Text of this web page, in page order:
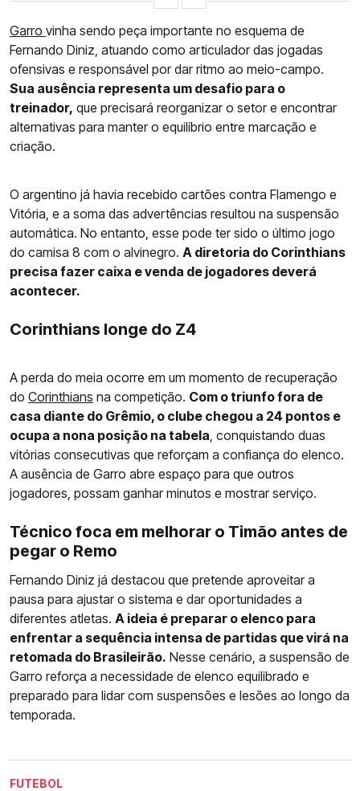
Garro vinha sendo peça importante no esquema de
Fernando Diniz, atuando como articulador das jogadas
ofensivas e responsável por dar ritmo ao meio-campo.
Sua ausência representa um desafio para o
treinador, que precisará reorganizar o setor e encontrar
alternativas para manter o equilíbrio entre marcação e
criação.
O argentino já havia recebido cartões contra Flamengo e
Vitória, e a soma das advertências resultou na suspensão
automática. No entanto, esse pode ter sido o último jogo
do camisa 8 com o alvinegro. A diretoria do Corinthians
precisa fazer caixa e venda de jogadores deverá
acontecer.
Corinthians longe do Z4
A perda do meia ocorre em um momento de recuperação
do Corinthians na competição. Com o triunfo fora de
casa diante do Grêmio, o clube chegou a 24 pontos e
ocupa a nona posição na tabela , conquistando duas
vitórias consecutivas que reforçam a confiança do elenco.
A ausência de Garro abre espaço para que outros
jogadores, possam ganhar minutos e mostrar serviço.
Técnico foca em melhorar o Timão antes de
pegar o Remo
Fernando Diniz já destacou que pretende aproveitar a
pausa para ajustar o sistema e dar oportunidades a
diferentes atletas. A ideia é preparar o elenco para
enfrentar a sequência intensa de partidas que virá na
retomada do Brasileirão. Nesse cenário, a suspensão de
Garro reforça a necessidade de elenco equilibrado e
preparado para lidar com suspensões e lesões ao longo da
temporada.
FUTEBOL